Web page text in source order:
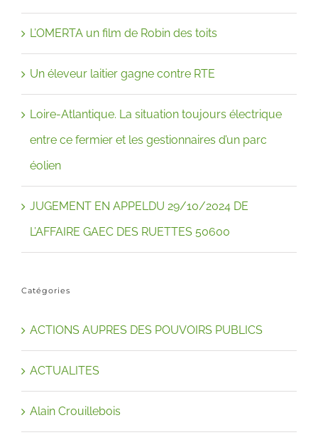
L’OMERTA un film de Robin des toits
Un éleveur laitier gagne contre RTE
Loire-Atlantique. La situation toujours électrique
entre ce fermier et les gestionnaires d’un parc
éolien
JUGEMENT EN APPELDU 29/10/2024 DE
L’AFFAIRE GAEC DES RUETTES 50600
Catégories
ACTIONS AUPRES DES POUVOIRS PUBLICS
ACTUALITES
Alain Crouillebois